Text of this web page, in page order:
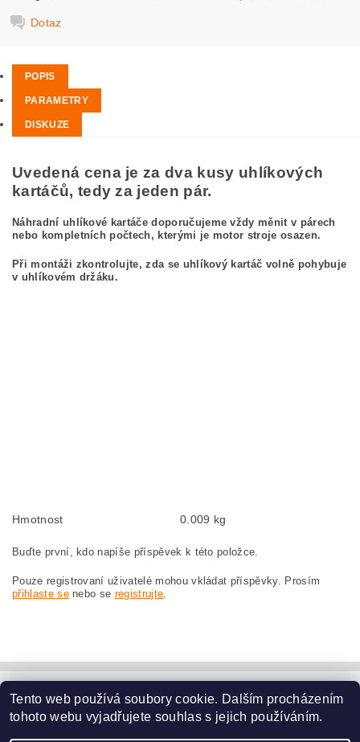
Dotaz
POPIS
PARAMETRY
DISKUZE
Uvedená cena je za dva kusy uhlíkových
kartáčů, tedy za jeden pár.
Náhradní uhlíkové kartáče doporučujeme vždy měnit v párech
nebo kompletních počtech, kterými je motor stroje osazen.
Při montáži zkontrolujte, zda se uhlíkový kartáč volně pohybuje
v uhlíkovém držáku.
Hmotnost 0.009 kg
Buďte první, kdo napíše příspěvek k této položce.
Pouze registrovaní uživatelé mohou vkládat příspěvky. Prosím
přihlaste senebo se registrujte.
www.dodilny.cz
Tento web používá soubory cookie. Dalším procházením
tohoto webu vyjadřujete souhlas s jejich používáním.